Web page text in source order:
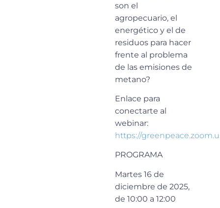
son el
agropecuario, el
energético y el de
residuos para hacer
frente al problema
de las emisiones de
metano?
Enlace para
conectarte al
webinar:
https://
PROGRAMA
Martes 16 de
diciembre de 2025,
de 10:00 a 12:00